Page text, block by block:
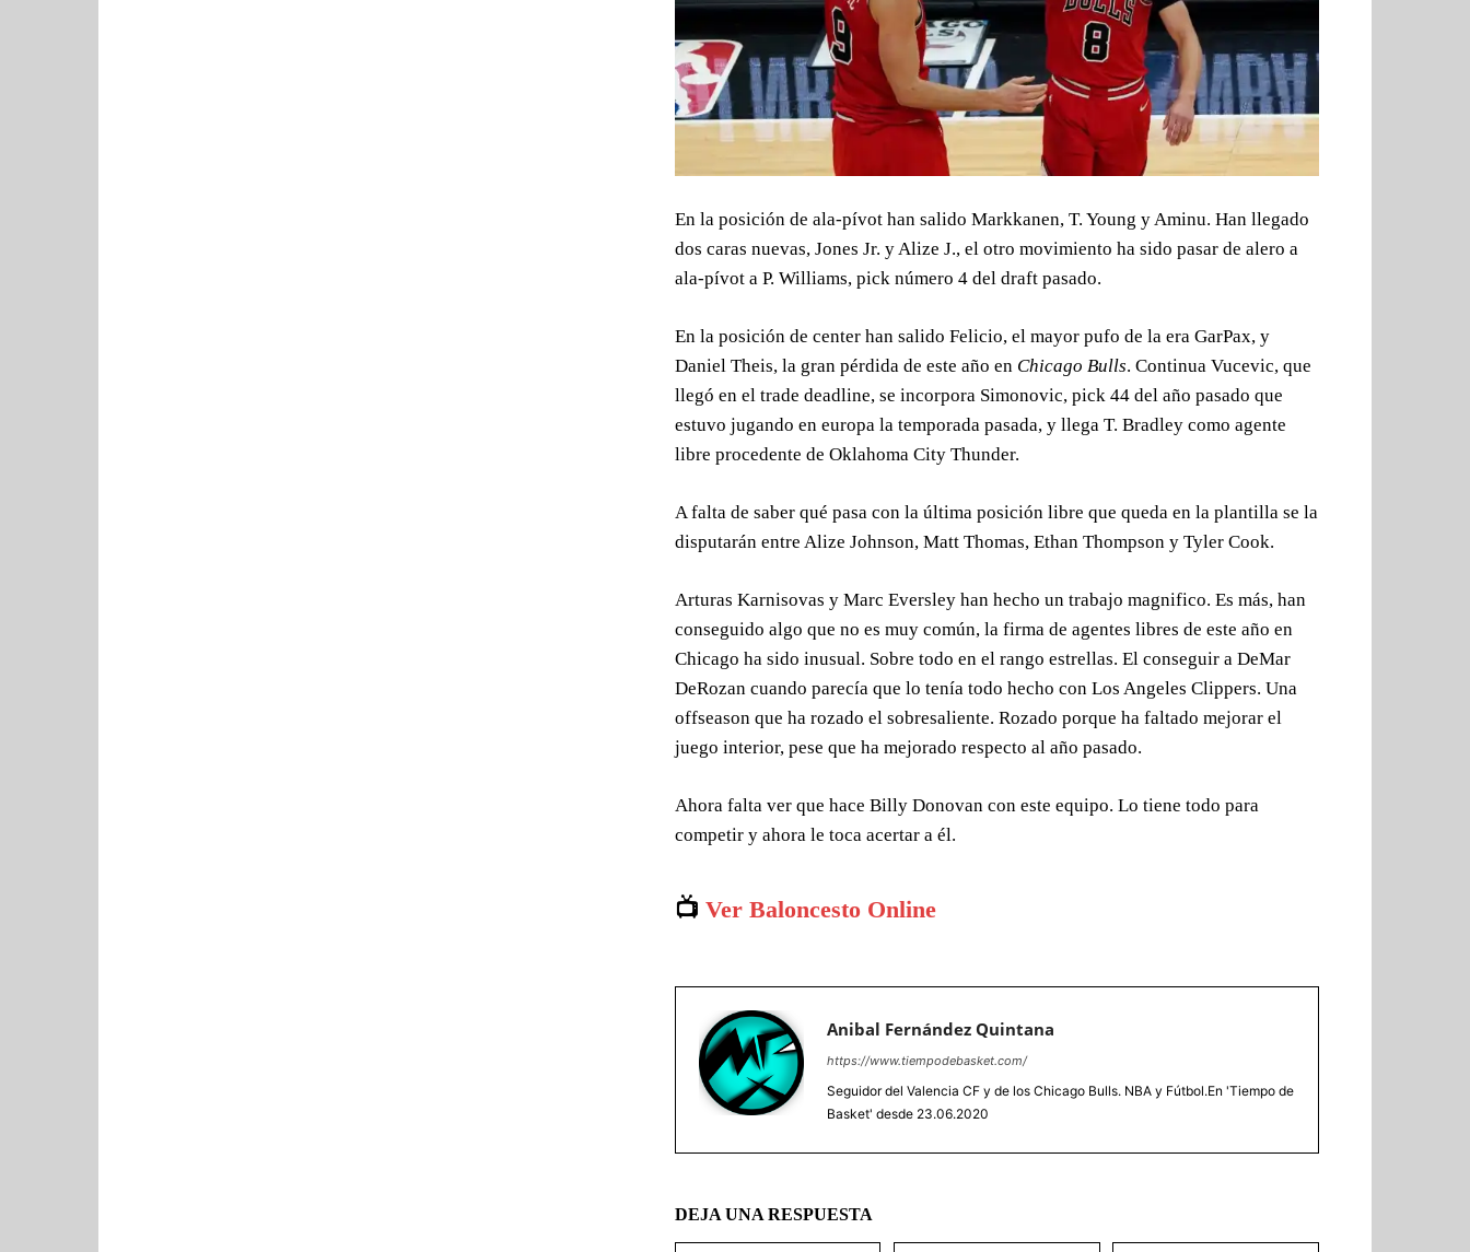
En la posición de ala-pívot han salido Markkanen, T. Young y Aminu. Han llegado
dos caras nuevas, Jones Jr. y Alize J., el otro movimiento ha sido pasar de alero a
ala-pívot a P. Williams, pick número 4 del draft pasado.
En la posición de center han salido Felicio, el mayor pufo de la era GarPax, y
Daniel Theis, la gran pérdida de este año en Chicago Bulls. Continua Vucevic, que
llegó en el trade deadline, se incorpora Simonovic, pick 44 del año pasado que
estuvo jugando en europa la temporada pasada, y llega T. Bradley como agente
libre procedente de Oklahoma City Thunder.
A falta de saber qué pasa con la última posición libre que queda en la plantilla se la
disputarán entre Alize Johnson, Matt Thomas, Ethan Thompson y Tyler Cook.
Arturas Karnisovas y Marc Eversley han hecho un trabajo magnifico. Es más, han
conseguido algo que no es muy común, la firma de agentes libres de este año en
Chicago ha sido inusual. Sobre todo en el rango estrellas. El conseguir a DeMar
DeRozan cuando parecía que lo tenía todo hecho con Los Angeles Clippers. Una
offseason que ha rozado el sobresaliente. Rozado porque ha faltado mejorar el
juego interior, pese que ha mejorado respecto al año pasado.
Ahora falta ver que hace Billy Donovan con este equipo. Lo tiene todo para
competir y ahora le toca acertar a él.
📺 Ver Baloncesto Online
Anibal Fernández Quintana
https://www.tiempodebasket.com/
Seguidor del Valencia CF y de los Chicago Bulls. NBA y Fútbol.En 'Tiempo de
Basket' desde 23.06.2020
DEJA UNA RESPUESTA